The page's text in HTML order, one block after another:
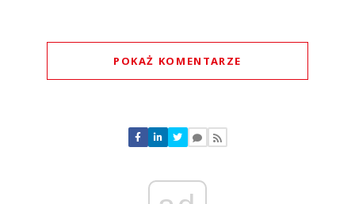
POKAŻ KOMENTARZE
Nie znaleziono komentarzy
Zostaw swoje komentarze